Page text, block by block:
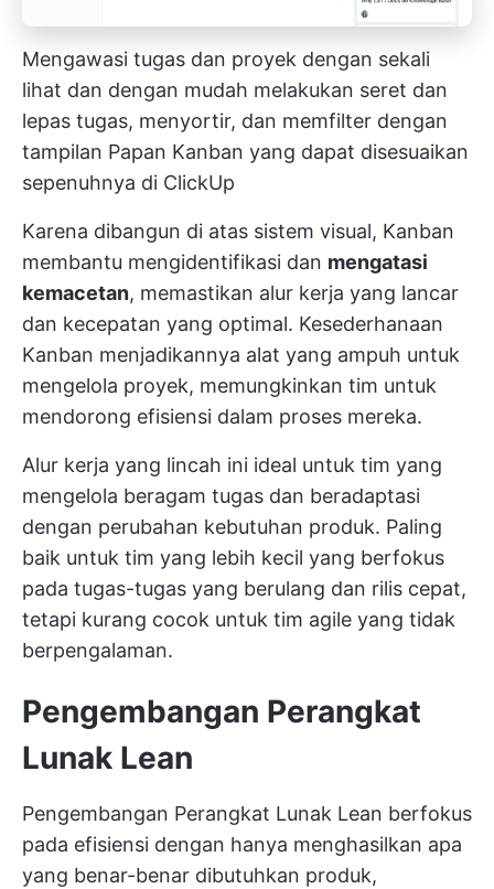
Mengawasi tugas dan proyek dengan sekali
lihat dan dengan mudah melakukan seret dan
lepas tugas, menyortir, dan memfilter dengan
tampilan Papan Kanban yang dapat disesuaikan
sepenuhnya di ClickUp
Karena dibangun di atas sistem visual, Kanban
membantu mengidentifikasi dan mengatasi
kemacetan, memastikan alur kerja yang lancar
dan kecepatan yang optimal. Kesederhanaan
Kanban menjadikannya alat yang ampuh untuk
mengelola proyek, memungkinkan tim untuk
mendorong efisiensi dalam proses mereka.
Alur kerja yang lincah ini ideal untuk tim yang
mengelola beragam tugas dan beradaptasi
dengan perubahan kebutuhan produk. Paling
baik untuk tim yang lebih kecil yang berfokus
pada tugas-tugas yang berulang dan rilis cepat,
tetapi kurang cocok untuk tim agile yang tidak
berpengalaman.
Pengembangan Perangkat
Lunak Lean
Pengembangan Perangkat Lunak Lean berfokus
pada efisiensi dengan hanya menghasilkan apa
yang benar-benar dibutuhkan produk,